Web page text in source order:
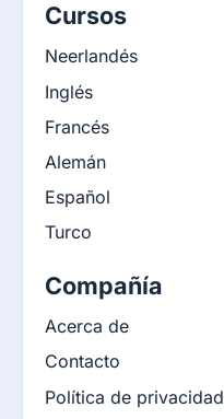
Cursos
Neerlandés
Inglés
Francés
Alemán
Español
Turco
Compañía
Acerca de
Contacto
Política de privacidad